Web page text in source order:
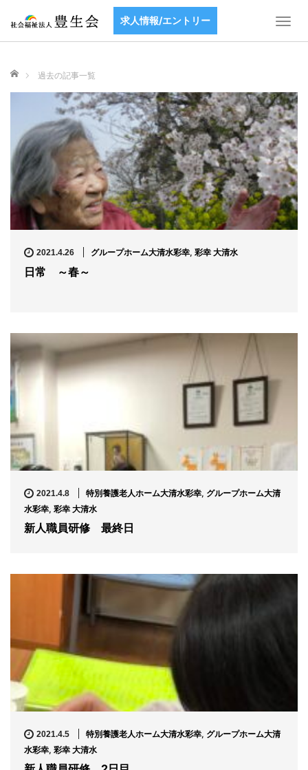
T
o
e
n
a
v
i
g
a
t
i
求人情報/エントリー
ホーム 過去の記事一覧
2021.4.26 グループホーム大清水彩幸, 彩幸 大清水
日常 ～春～
2021.4.8 特別養護老人ホーム大清水彩幸, グループホーム大清
水彩幸, 彩幸 大清水
新人職員研修 最終日
2021.4.5 特別養護老人ホーム大清水彩幸, グループホーム大清
水彩幸, 彩幸 大清水